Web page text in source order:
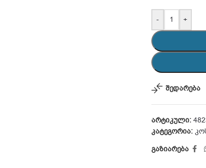
- +
შედარება
არტიკული:
კატეგორია:
გაზიარება